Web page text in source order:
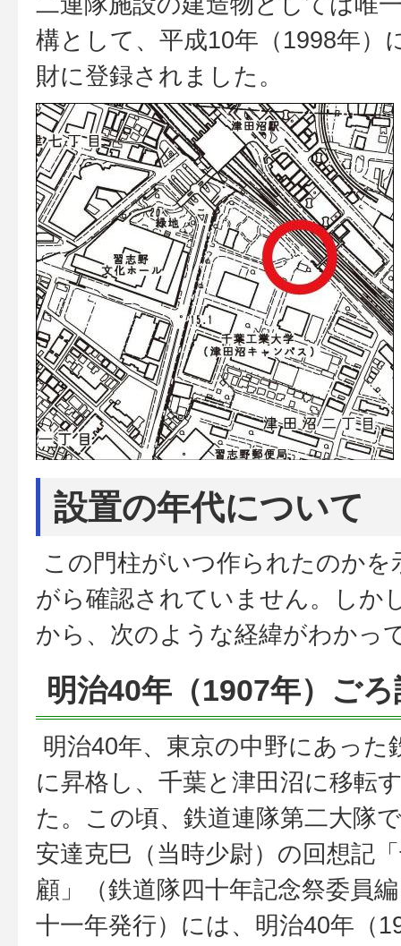
構として、平成10年（1998年）
財に登録されました。
設置の年代について
この門柱がいつ作られたのかを
がら確認されていません。しか
から、次のような経緯がわかっ
明治40年（1907年）ご
明治40年、東京の中野にあった
に昇格し、千葉と津田沼に移転
た。この頃、鉄道連隊第二大隊
安達克巳（当時少尉）の回想記
顧」（鉄道隊四十年記念祭委員
十一年発行）には、明治40年（